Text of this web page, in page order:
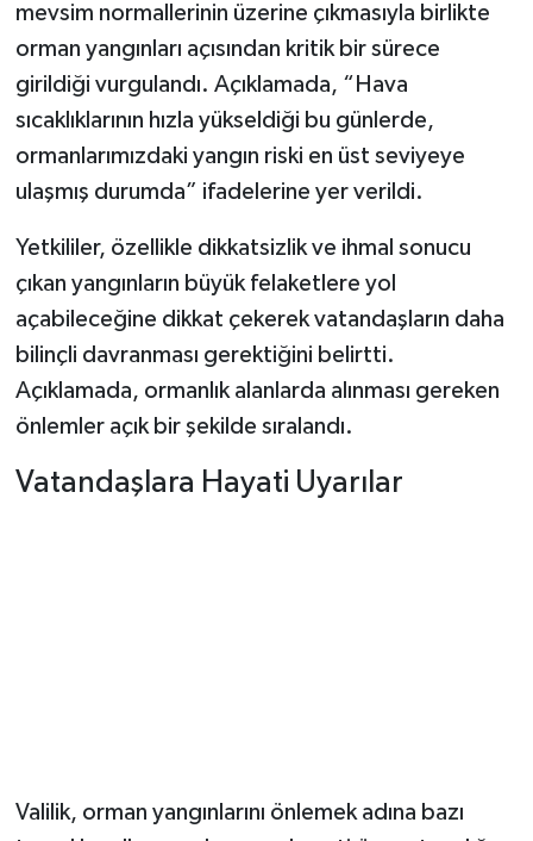
mevsim normallerinin üzerine çıkmasıyla birlikte
orman yangınları açısından kritik bir sürece
girildiği vurgulandı. Açıklamada, “Hava
sıcaklıklarının hızla yükseldiği bu günlerde,
ormanlarımızdaki yangın riski en üst seviyeye
ulaşmış durumda” ifadelerine yer verildi.
Yetkililer, özellikle dikkatsizlik ve ihmal sonucu
çıkan yangınların büyük felaketlere yol
açabileceğine dikkat çekerek vatandaşların daha
bilinçli davranması gerektiğini belirtti.
Açıklamada, ormanlık alanlarda alınması gereken
önlemler açık bir şekilde sıralandı.
Vatandaşlara Hayati Uyarılar
Valilik, orman yangınlarını önlemek adına bazı
Tosya Haberleri
Karadeniz Haberleri
Ulusal Haberler
Teknoloji Haberleri
Siyaset Haberleri
Dünya Haberleri
Haber Arşivi